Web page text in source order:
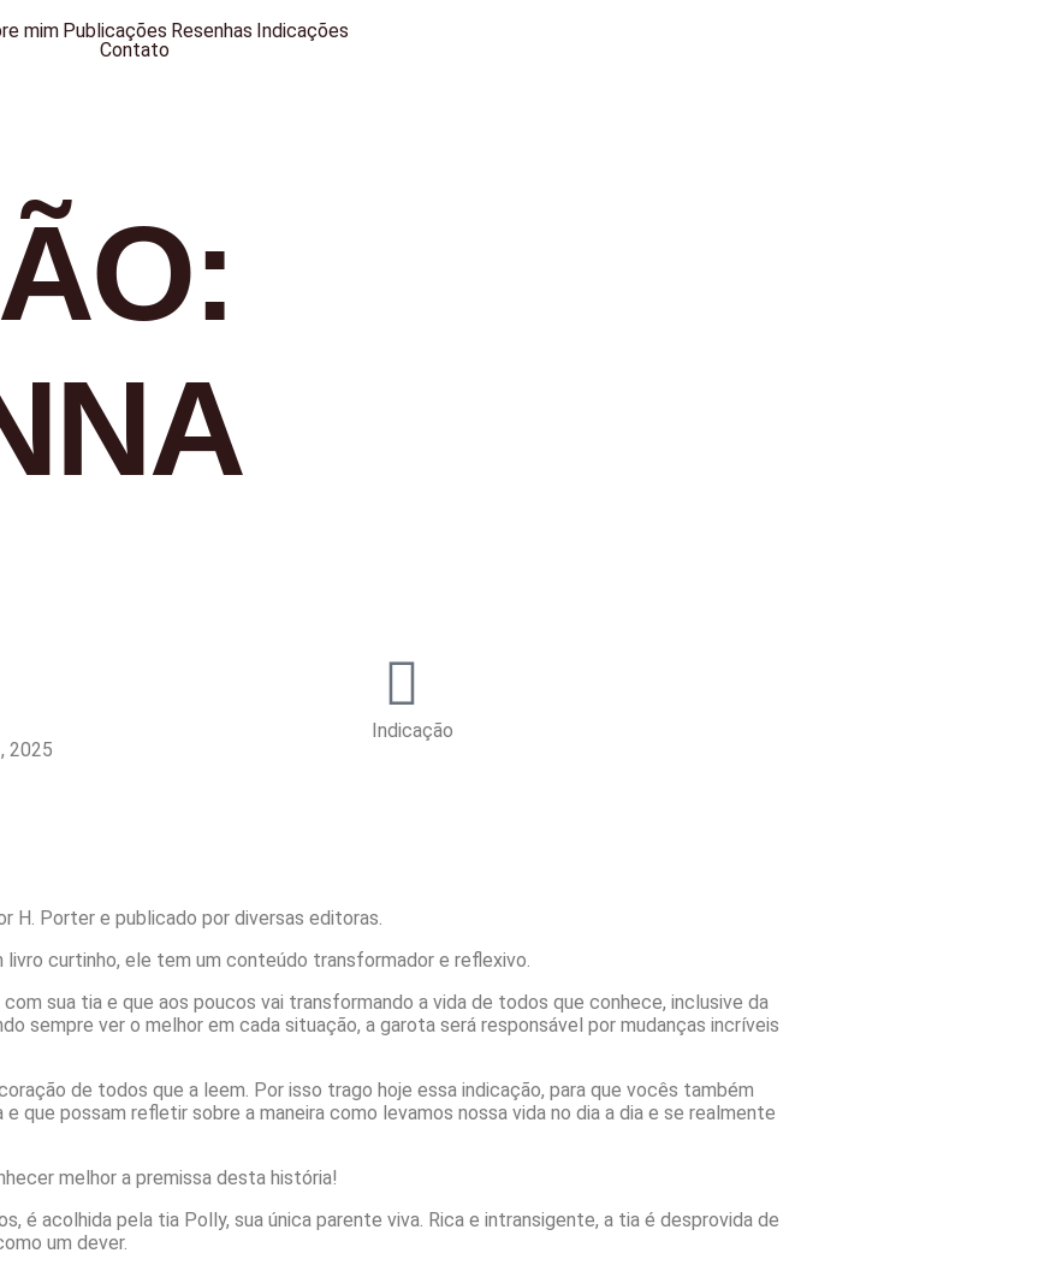
mim Publicações Resenhas Indicações
Contato
2025
Indicação
H. Porter e publicado por diversas editoras.
livro curtinho, ele tem um conteúdo transformador e reflexivo.
sua tia e que aos poucos vai transformando a vida de todos que conhece, inclusive da
sempre ver o melhor em cada situação, a garota será responsável por mudanças incríveis
de todos que a leem. Por isso trago hoje essa indicação, para que vocês também
que possam refletir sobre a maneira como levamos nossa vida no dia a dia e se realmente
melhor a premissa desta história!
é acolhida pela tia Polly, sua única parente viva. Rica e intransigente, a tia é desprovida de
um dever.